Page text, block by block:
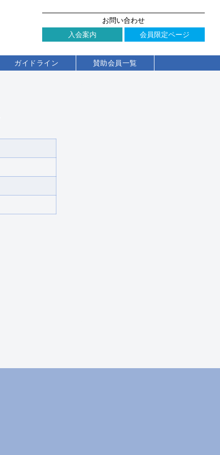
お問い合わせ
入会案内
会員限定ページ
ガイドライン 賛助会員一覧